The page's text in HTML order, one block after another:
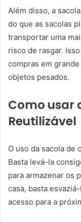
Além disso, a
do que as sacolas
transportar uma
risco de rasgar.
compras em
objetos pesados.
Como usar
Reutilizável
O uso da sacola de
Basta levá-la
para armazenar os
casa, basta
acesso para a